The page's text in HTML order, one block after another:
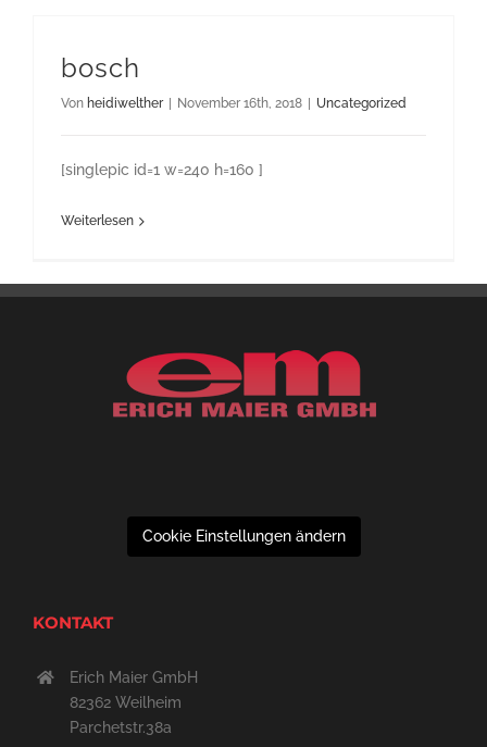
bosch
Von heidiwelther | November 16th, 2018 | Uncategorized
[singlepic id=1 w=240 h=160 ]
Weiterlesen
Cookie Einstellungen ändern
KONTAKT
Erich Maier GmbH
82362 Weilheim
Parchetstr.38a